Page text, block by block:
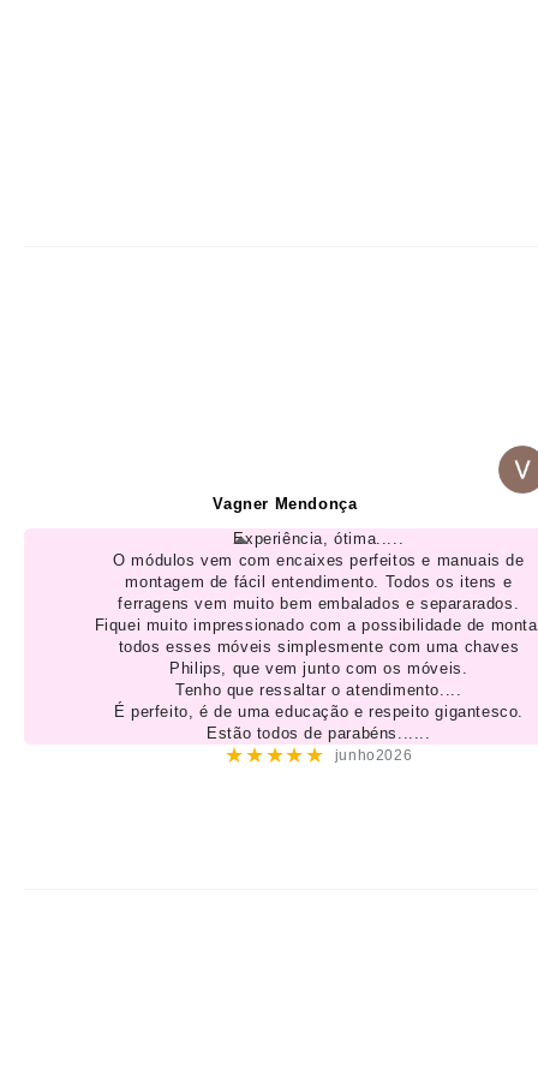
Vagner Mendonça
Experiência, ótima.....
O módulos vem com encaixes perfeitos e manuais de
montagem de fácil entendimento. Todos os itens e
ferragens vem muito bem embalados e separarados.
Fiquei muito impressionado com a possibilidade de
todos esses móveis simplesmente com uma chaves
Philips, que vem junto com os móveis.
Tenho que ressaltar o atendimento....
É perfeito, é de uma educação e respeito gigantesco.
Estão todos de parabéns......
★★★★★ junho2026